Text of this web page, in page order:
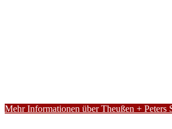
Mehr Informationen über Theußen + Peters